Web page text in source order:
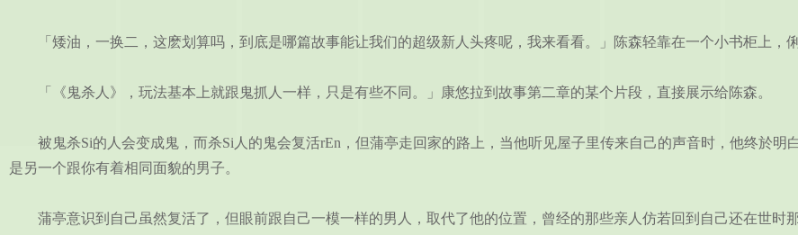
「矮油，一换二，这麽划算吗，到底是哪篇故事能让我们的超级新人头疼呢，我来看看。」陈森轻靠在一个小书柜上，俐
「《鬼杀人》，玩法基本上就跟鬼抓人一样，只是有些不同。」康悠拉到故事第二章的某个片段，直接展示给陈森。
被鬼杀Si的人会变成鬼，而杀Si人的鬼会复活rEn，但蒲亭走回家的路上，当他听见屋子里传来自己的声音时，他终於明
是另一个跟你有着相同面貌的男子。
蒲亭意识到自己虽然复活了，但眼前跟自己一模一样的男人，取代了他的位置，曾经的那些亲人仿若回到自己还在世时